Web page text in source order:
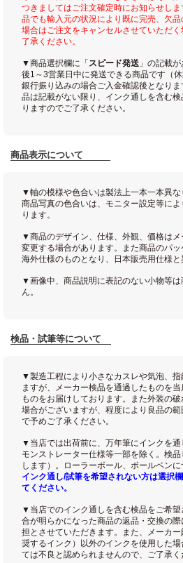
つきましてはご注文確定時にお知らせし
品でも輸入元の状況により既に完売、欠
場合はご注文をキャンセルさせていただ
了承ください。
▼商品選択欄に「 スピード発送 」の記載
後1～3営業日中に発送できる商品です（
銀行振り込みの場合ご入金確認後となり
品は記載がない限り、インク通しを含む
りますのでご了承ください。
商品表示について
▼軸の模様や色合いは製法上一本一本異
商品写真の色合いは、モニター設定等に
ります。
▼商品のデザイン、仕様、外観、価格はメ
変更する場合があります。また商品のパ
海外仕様のものとなり、日本販売用仕様と
▼画像中、商品説明に表記のない小物等
ん。
検品・試筆等について
▼製造工程により小さなカスレや気泡、
ますが、メーカー検品を通過したものを
ものをお届けしております。また外装の
場合がございますが、程度により良品の
で予めご了承ください。
▼当店では出荷前に、万年筆にインクを
モンストレーター仕様等一部を除く。検
します）。ローラーボール、ボールペンに
インク通し/試筆を希望されない方は選択
てください。
▼当店でのインク通しを含む検品をご希
合が明らかになった商品の返品・交換の
担とさせていただきます。また、メーカ
奨するインク）以外のインクを使用した
ては不良と認められませんので、ご了承く